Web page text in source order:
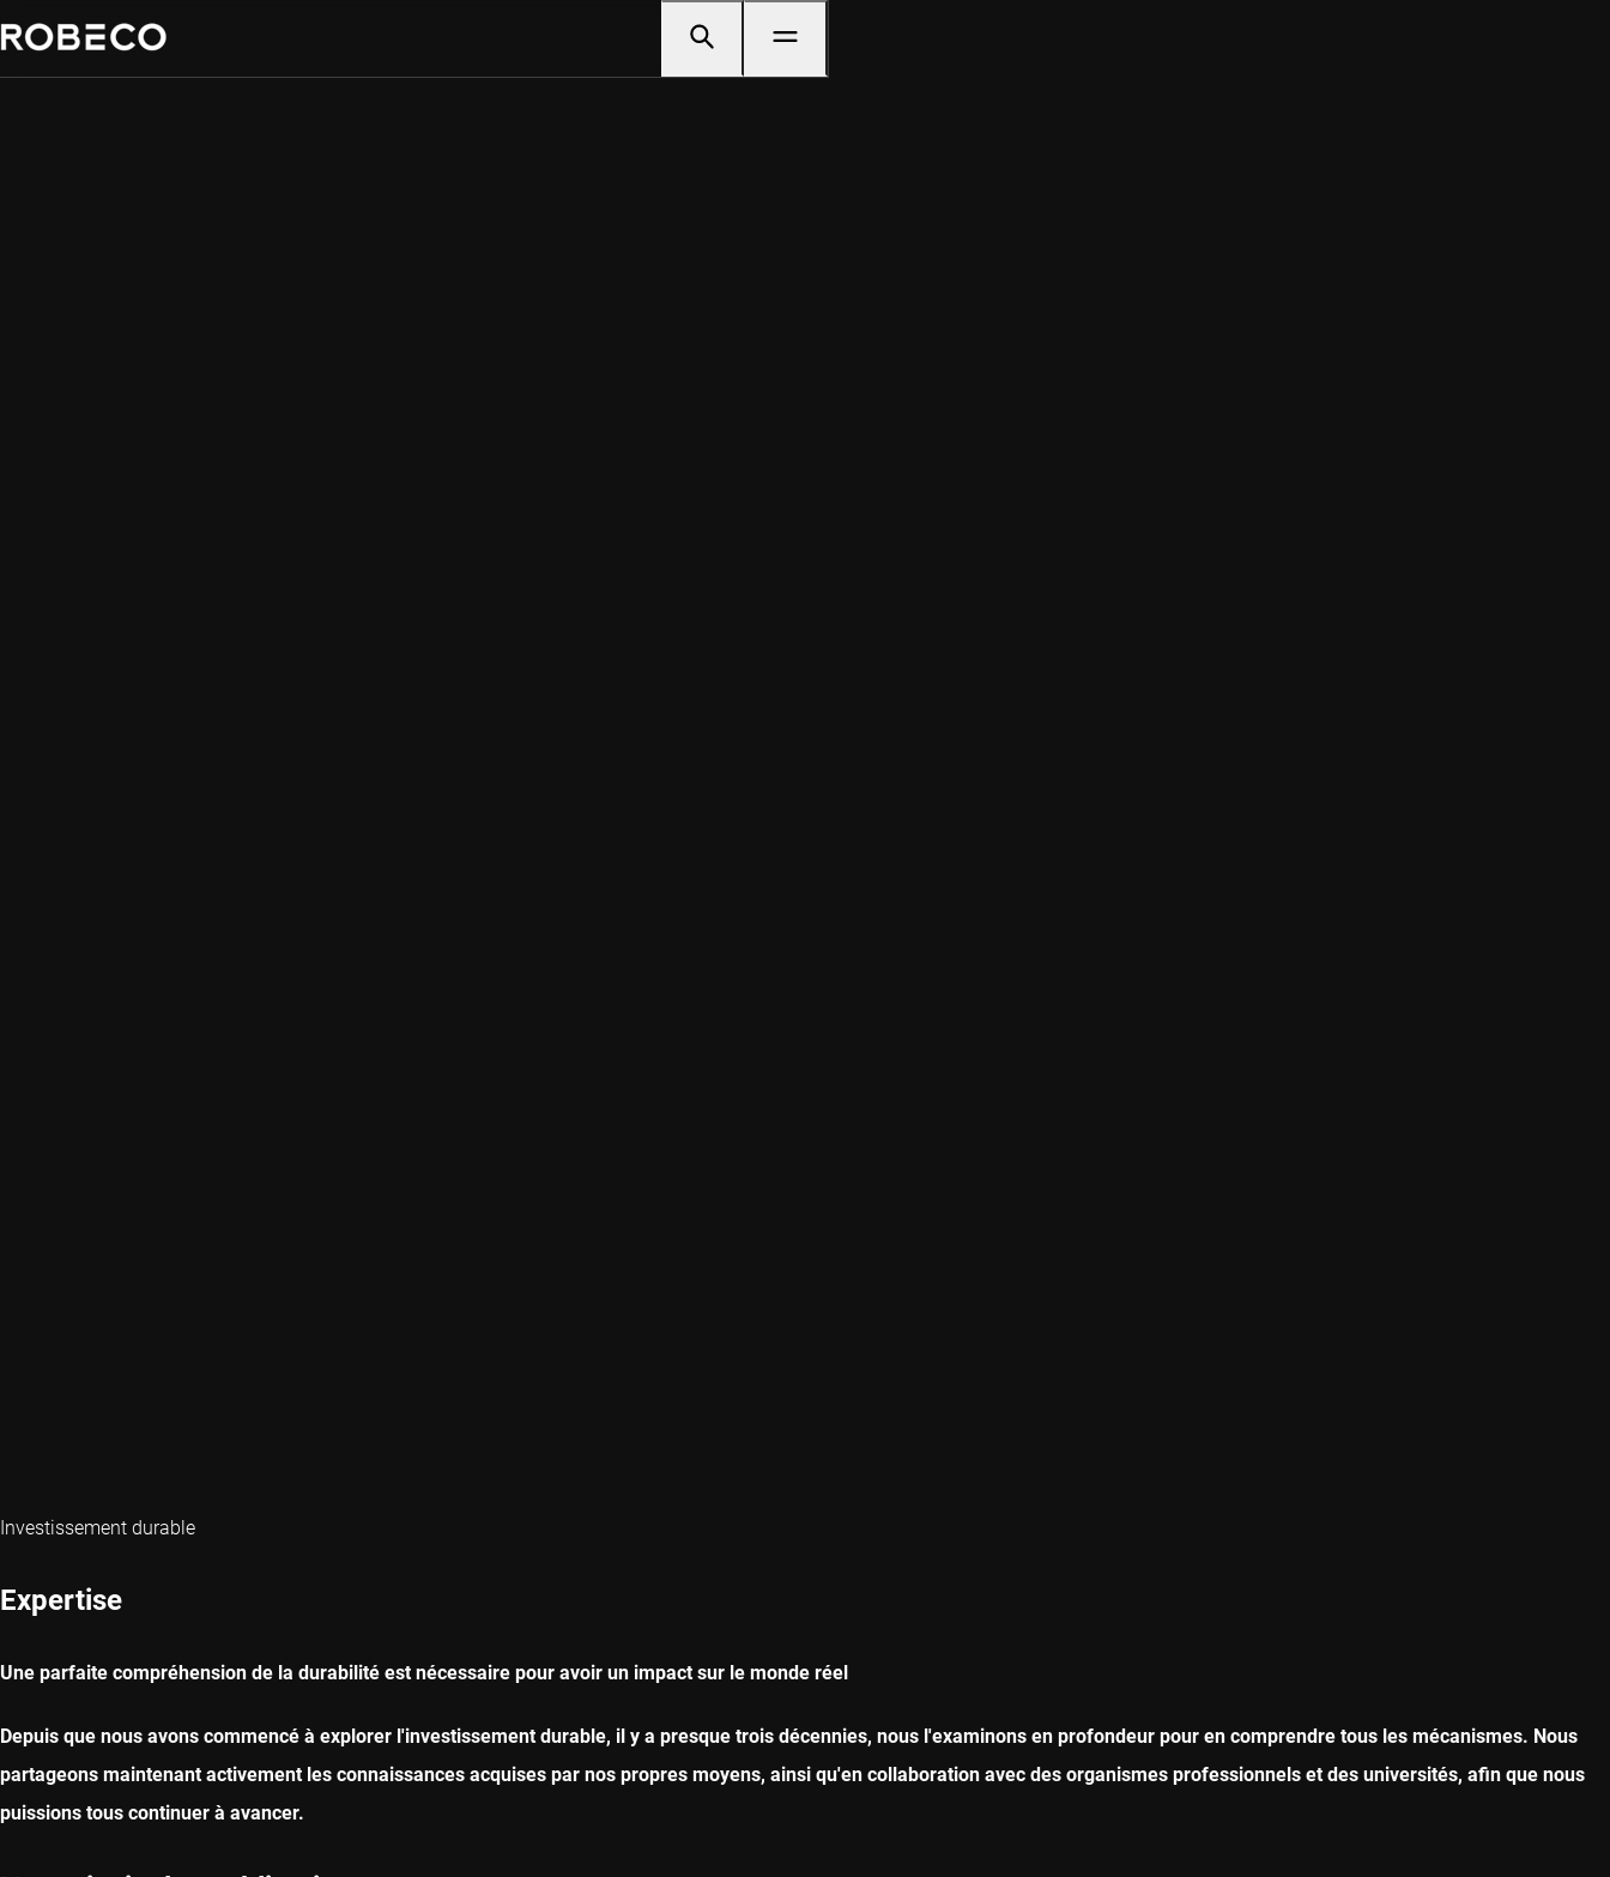
Investissement durable
Expertise
Une parfaite compréhension de la durabilité est nécessaire pour avoir un impact sur le monde réel
Depuis que nous avons commencé à explorer l'investissement durable, il y a presque trois décennies, nous l'examinons en profondeur pour en comprendre tous les mécanismes. Nous
partageons maintenant activement les connaissances acquises par nos propres moyens, ainsi qu'en collaboration avec des organismes professionnels et des universités, afin que nous
puissions tous continuer à avancer.